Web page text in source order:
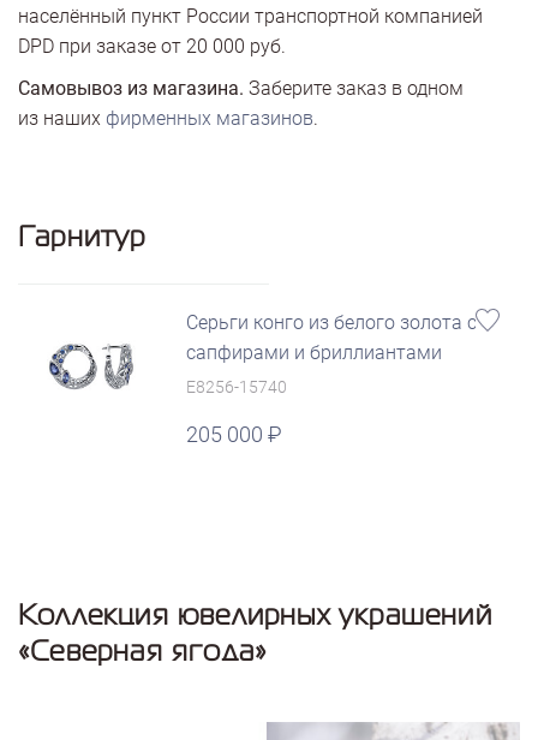
населённый пункт России транспортной компанией
DPD при заказе от 20 000 руб.
Самовывоз из магазина. Заберите заказ в одном
из наших фирменных магазинов.
Гарнитур
Серьги конго из белого золота с
сапфирами и бриллиантами
E8256-15740
205 000
Коллекция ювелирных украшений
«Северная ягода»